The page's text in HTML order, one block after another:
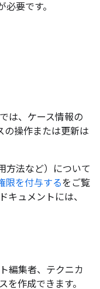
要です。
は、ケース情報の
の操作または更新は
方法など）について
限を付与するをご覧
キュメントには、
編集者、テクニカ
を作成できます。